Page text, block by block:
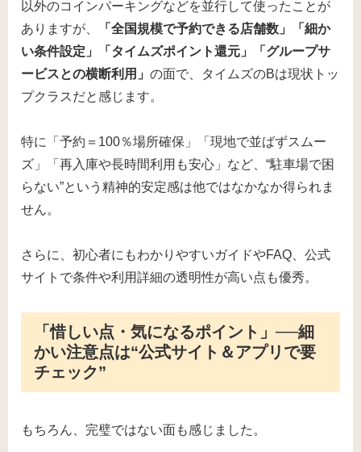
以外のコインパーキングなどを並行して使ったことが
ありますが、
「全国規模で予約できる店舗数」「細か
い条件設定」「タイムズポイント還元」「グループサ
ービスとの横断利用」 の面で、タイムズのBは現状トッ
プクラスだと感じます。
特に「予約＝100％場所確保」「現地で並ばずスムー
ズ」「再入庫や長時間利用も安心」など、“駐車場で困
らない”という精神的安定感は他ではなかなか得られま
せん。
さらに、初心者にもわかりやすいガイドやFAQ、公式
サイトで条件や利用詳細の透明性が高い点も優秀。
「惜しい点・気になるポイント」──細
かい注意点は“公式サイト＆アプリで要
チェック”
もちろん、完璧ではない面も感じました。